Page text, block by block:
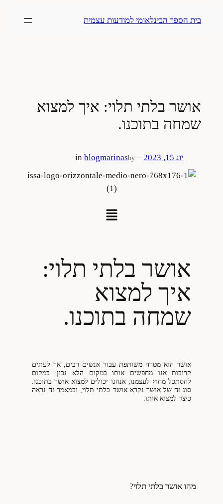
בית הספר הבינלאומי למודעות עצמית
אושר בלתי תלוי: איך למצוא
שמחה בתוכנו.
יונ 15, 2023 —
by
marinas
inblog
אושר בלתי תלוי:
איך למצוא
שמחה בתוכנו.
אושר הוא מטרה משותפת עבור אנשים רבים, אך לעתים
קרובות אנו מחפשים אותו במקום הלא נכון. במקום
להסתכל מחוץ לעצמנו, אנחנו יכולים למצוא אושר בתוכנו.
סוג זה של אושר נקרא אושר בלתי תלוי, ובמאמר זה נראה
כיצד למצוא אותו.
מהו אושר בלתי תלוי?